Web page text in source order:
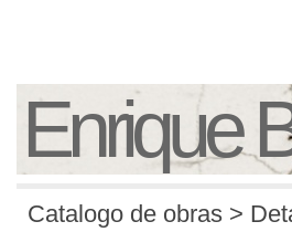
Enrique
Catalogo de obras >